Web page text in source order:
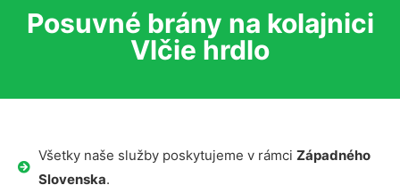
Posuvné brány na kolajnici
Vlčie hrdlo
Všetky naše služby poskytujeme v rámci Západného
Slovenska.